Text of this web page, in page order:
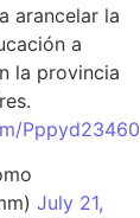
arancelar la
a
la provincia
Pppyd23460
July 21,